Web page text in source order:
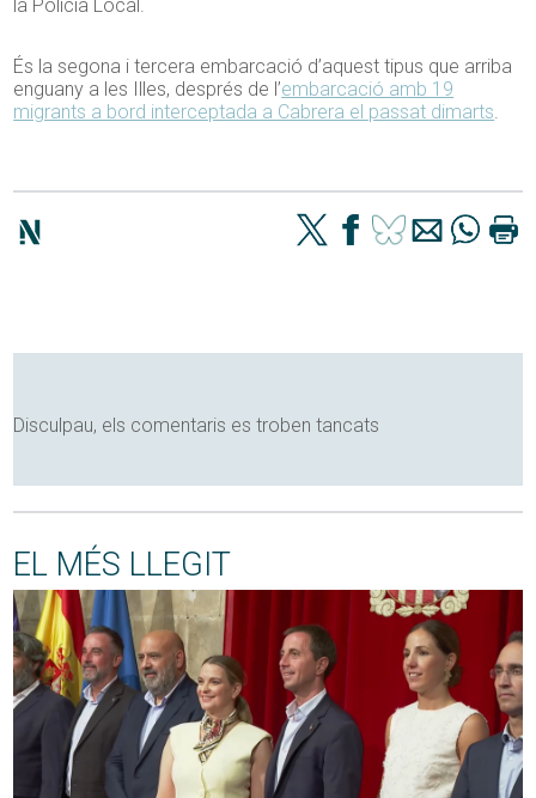
la Policia Local.
És la segona i tercera embarcació d’aquest tipus que arriba
enguany a les Illes, després de l’embarcació amb 19
migrants a bord interceptada a Cabrera el passat dimarts.
Disculpau, els comentaris es troben tancats
EL MÉS LLEGIT